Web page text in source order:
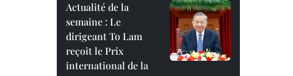
Actualité de la
semaine : Le
dirigeant To Lam
reçoit le Prix
international de la